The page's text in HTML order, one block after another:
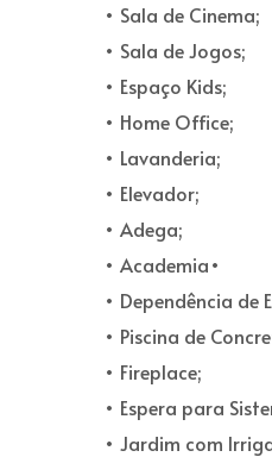
• Sala de Cinema;
• Sala de Jogos;
• Espaço Kids;
• Home Office;
• Lavanderia;
• Elevador;
• Adega;
• Academia•
• Dependência de
• Piscina de
• Fireplace;
• Espera para
• Jardim com